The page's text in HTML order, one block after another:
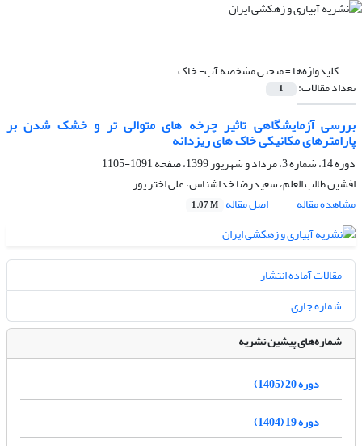
کلیدواژه‌ها =منحنی مشخصه آب- خاک
تعداد مقالات: 1
بررسی آزمایشگاهی تاثیر چرخه های متوالی تر و خشک شدن بر
پارامترهای مکانیکی خاک های ریزدانه
دوره 14، شماره 3، مرداد و شهریور 1399، صفحه
1091-1105
افشین طالب العلم، سعیدرضا خداشناس، علی اختر پور
مشاهده مقاله
اصل مقاله 1.07 M
مقالات آماده انتشار
شماره جاری
شماره‌های پیشین نشریه
دوره 20 (1405)
دوره 19 (1404)